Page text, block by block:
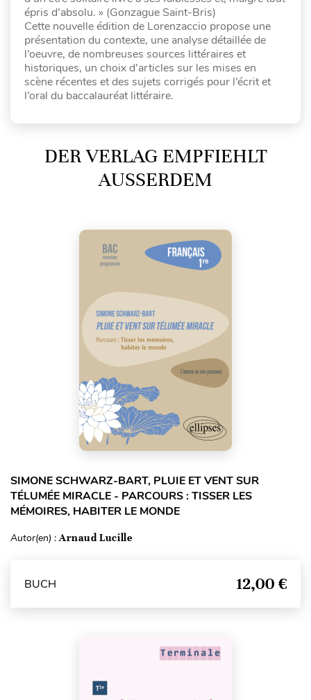
épris d’absolu. » (Gonzague Saint-Bris)
Cette nouvelle édition de Lorenzaccio propose une
présentation du contexte, une analyse détaillée de
l’oeuvre, de nombreuses sources littéraires et
historiques, un choix d’articles sur les mises en
scène récentes et des sujets corrigés pour l’écrit et
l’oral du baccalauréat littéraire.
DER VERLAG EMPFIEHLT
AUSSERDEM
SIMONE SCHWARZ-BART, PLUIE ET VENT SUR
TÉLUMÉE MIRACLE - PARCOURS : TISSER LES
MÉMOIRES, HABITER LE MONDE
Autor(en) :Arnaud Lucille
BUCH 12,00 €